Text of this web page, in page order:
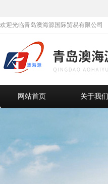
欢迎光临青岛澳海源国际贸易有限公司
网站首页 关于我们